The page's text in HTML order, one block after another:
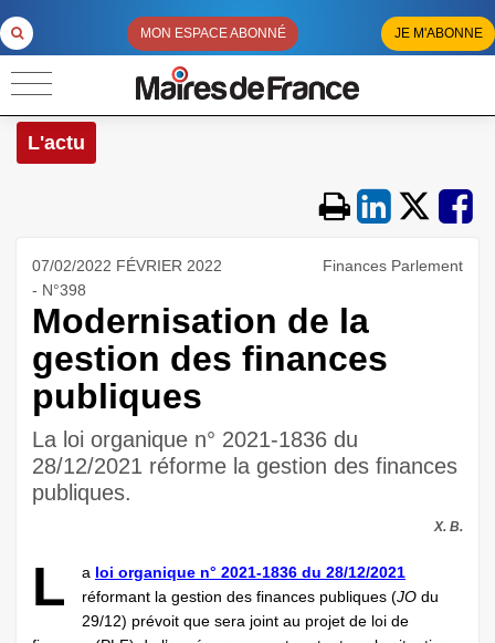
MON ESPACE ABONNÉ JE M'ABONNE
L'actu
07/02/2022 FÉVRIER 2022
- N°398
Finances Parlement
Modernisation de la
gestion des finances
publiques
La loi organique n° 2021-1836 du
28/12/2021 réforme la gestion des finances
publiques.
X. B.
L a loi organique n° 2021-1836 du 28/12/2021
réformant la gestion des finances publiques (JO du
29/12) prévoit que sera joint au projet de loi de